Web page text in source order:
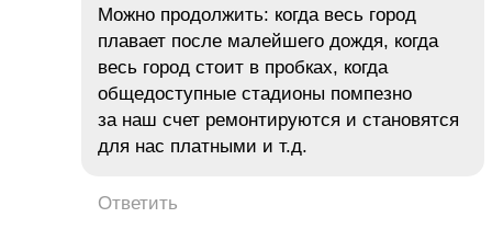
Можно продолжить: когда весь город
плавает после малейшего дождя, когда
весь город стоит в пробках, когда
общедоступные стадионы помпезно
за наш счет ремонтируются и становятся
для нас платными и т.д.
Ответить